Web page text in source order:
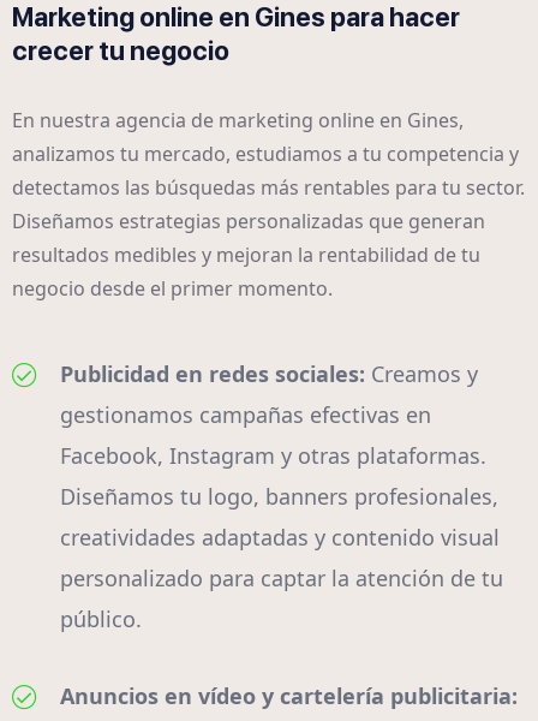
Marketing online en Gines para hacer
crecer tu negocio
En nuestra agencia de marketing online en Gines,
analizamos tu mercado, estudiamos a tu competencia y
detectamos las búsquedas más rentables para tu sector.
Diseñamos estrategias personalizadas que generan
resultados medibles y mejoran la rentabilidad de tu
negocio desde el primer momento.
Publicidad en redes sociales: Creamos y
gestionamos campañas efectivas en
Facebook, Instagram y otras plataformas.
Diseñamos tu logo, banners profesionales,
creatividades adaptadas y contenido visual
personalizado para captar la atención de tu
público.
Anuncios en vídeo y cartelería publicitaria: